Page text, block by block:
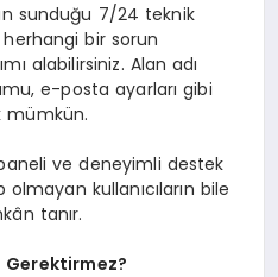
sunduğu 7/24 teknik
bir sorun
alabilirsiniz. Alan adı
e-posta ayarları gibi
mümkün.
ve deneyimli destek
kullanıcıların bile
tanır.
Gerektirmez?